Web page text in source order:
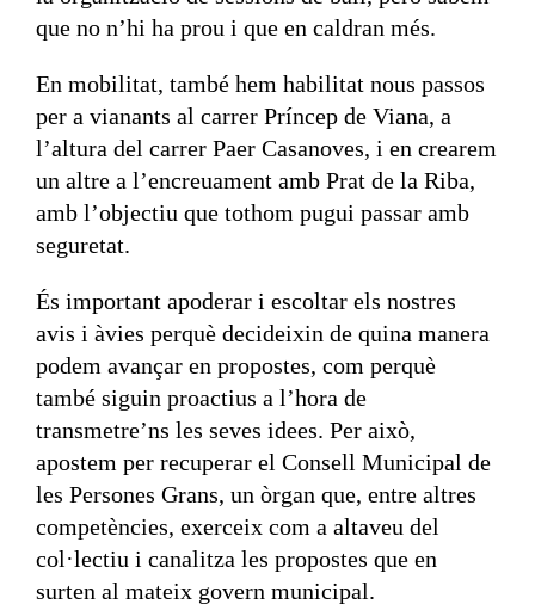
que no n’hi ha prou i que en caldran més.
En mobilitat, també hem habilitat nous passos
per a vianants al carrer Príncep de Viana, a
l’altura del carrer Paer Casanoves, i en crearem
un altre a l’encreuament amb Prat de la Riba,
amb l’objectiu que tothom pugui passar amb
seguretat.
És important apoderar i escoltar els nostres
avis i àvies perquè decideixin de quina manera
podem avançar en propostes, com perquè
també siguin proactius a l’hora de
transmetre’ns les seves idees. Per això,
apostem per recuperar el Consell Municipal de
les Persones Grans, un òrgan que, entre altres
competències, exerceix com a altaveu del
col·lectiu i canalitza les propostes que en
surten al mateix govern municipal.